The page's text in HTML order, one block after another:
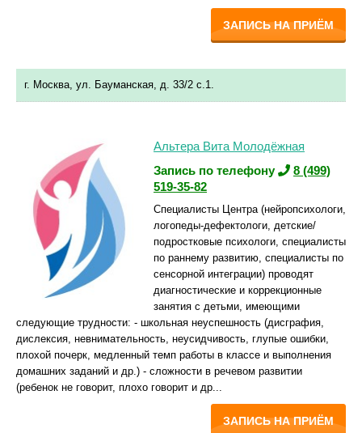
ЗАПИСЬ НА ПРИЁМ
г. Москва, ул. Бауманская, д. 33/2 с.1.
Альтера Вита Молодёжная
Запись по телефону
8 (499)
519-35-82
Специалисты Центра (нейропсихологи,
логопеды-дефектологи, детские/
подростковые психологи, специалисты
по раннему развитию, специалисты по
сенсорной интеграции) проводят
диагностические и коррекционные
занятия с детьми, имеющими
следующие трудности: - школьная неуспешность (дисграфия,
дислексия, невнимательность, неусидчивость, глупые ошибки,
плохой почерк, медленный темп работы в классе и выполнения
домашних заданий и др.) - сложности в речевом развитии
(ребенок не говорит, плохо говорит и др...
ЗАПИСЬ НА ПРИЁМ